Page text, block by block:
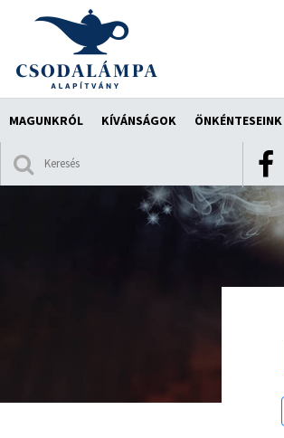
MAGUNKRÓL KÍVÁNSÁGOK ÖNKÉNTESEINK